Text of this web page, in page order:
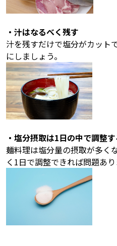
・汁はなるべく残す
汁を残すだけで塩分がカット
にしましょう。
・塩分摂取は1日の中で調整す
麺料理は塩分量の摂取が多く
く1日で調整できれば問題あり